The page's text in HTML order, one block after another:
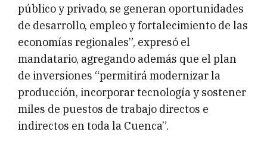
público y privado, se generan oportunidades
de desarrollo, empleo y fortalecimiento de las
economías regionales”, expresó el
mandatario, agregando además que el plan
de inversiones “permitirá modernizar la
producción, incorporar tecnología y sostener
miles de puestos de trabajo directos e
indirectos en toda la Cuenca”.